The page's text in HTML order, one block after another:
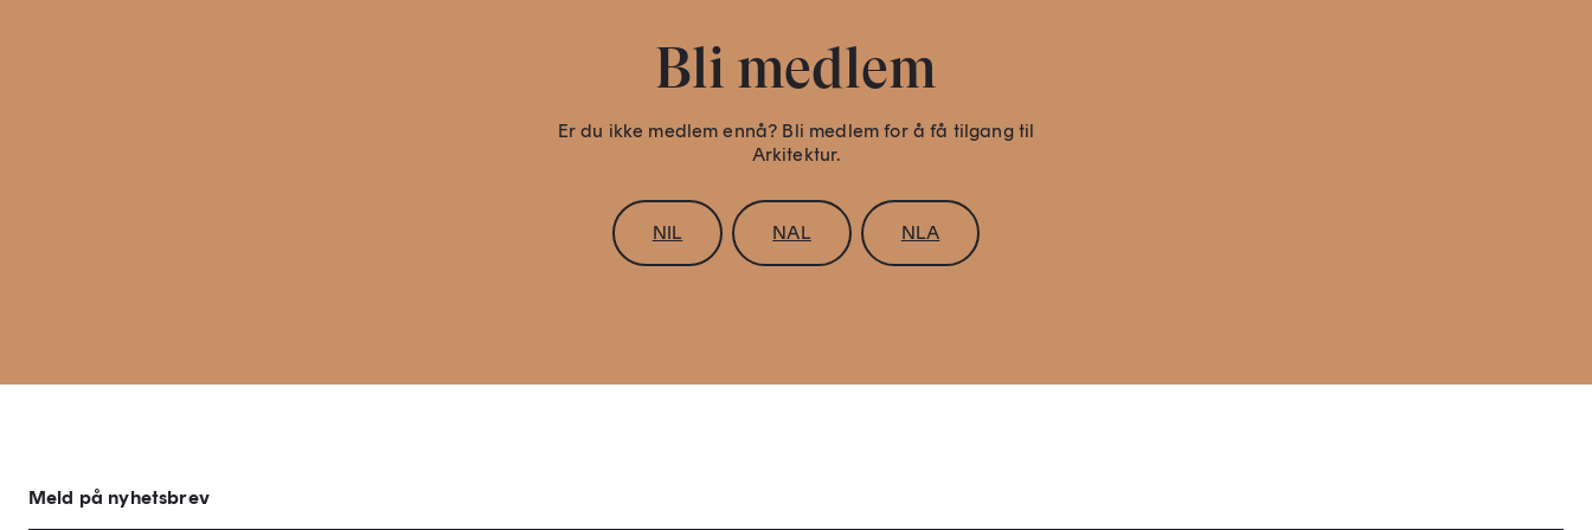
Bli medlem
Er du ikke medlem ennå? Bli medlem for å få tilgang til
Arkitektur.
NIL NAL NLA
Meld på nyhetsbrev